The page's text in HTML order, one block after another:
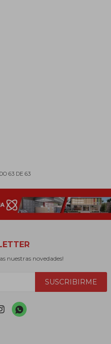
63DE 63
nuestras novedades!
SUSCRIBIRME
